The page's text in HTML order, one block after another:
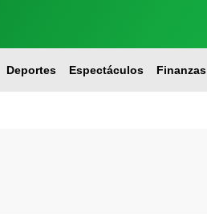
Deportes Espectáculos Finanzas